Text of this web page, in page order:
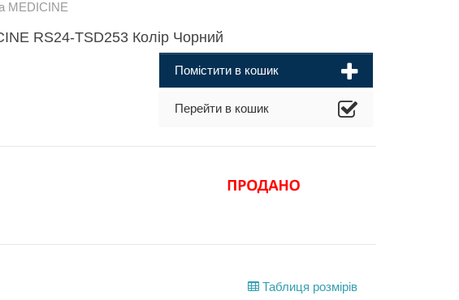
MEDICINE
RS24-TSD253 Колір Чорний
Помістити в кошик
Перейти в кошик
Таблиця розмірів